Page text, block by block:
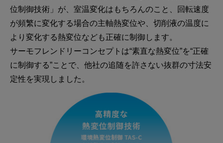
位制御技術」が、室温変化はもちろんのこと、回転速度
が頻繁に変化する場合の主軸熱変位や、切削液の温度に
より変化する熱変位なども正確に制御します。
サーモフレンドリーコンセプトは“素直な熱変位”を“正確
に制御する”ことで、他社の追随を許さない抜群の寸法安
定性を実現しました。